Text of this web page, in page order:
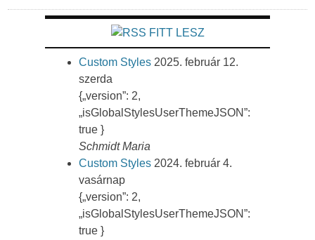
FITT LESZ
Custom Styles 2025. február 12.
szerda
{„version”: 2,
„isGlobalStylesUserThemeJSON”:
true }
Schmidt Maria
Custom Styles 2024. február 4.
vasárnap
{„version”: 2,
„isGlobalStylesUserThemeJSON”:
true }